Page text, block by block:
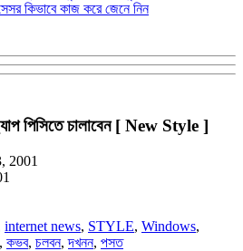
কিভাবে কাজ করে জেনে নিন
পিসিতে চালাবেন [ New Style ]
2001
internet news, STYLE, Windows,
, কভব, চলবন,দখনন, পসত